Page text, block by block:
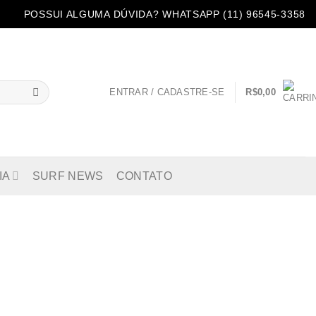
POSSUI ALGUMA DÚVIDA? WHATSAPP (11) 96545-3358
ENTRAR / CADASTRE-SE R$0,00
SURF NEWS CONTATO